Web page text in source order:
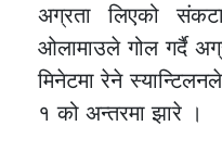
अग्रता लिएको
ओलामाउले गोल गर्दै
मिनेटमा रेने
१ को अन्तरमा झारे ।